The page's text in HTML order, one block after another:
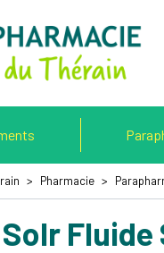
Pharmacie
Fluide